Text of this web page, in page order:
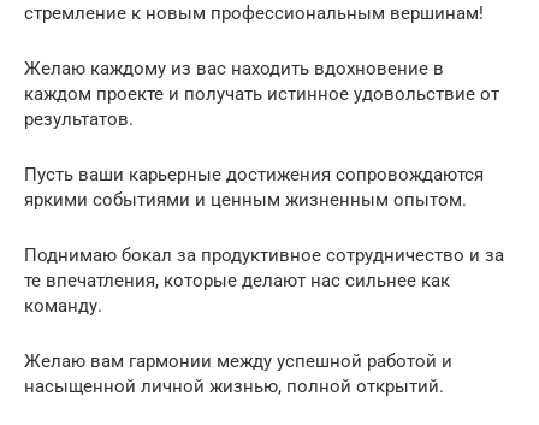
стремление к новым профессиональным вершинам!
Желаю каждому из вас находить вдохновение в
каждом проекте и получать истинное удовольствие от
результатов.
Пусть ваши карьерные достижения сопровождаются
яркими событиями и ценным жизненным опытом.
Поднимаю бокал за продуктивное сотрудничество и за
те впечатления, которые делают нас сильнее как
команду.
Желаю вам гармонии между успешной работой и
насыщенной личной жизнью, полной открытий.